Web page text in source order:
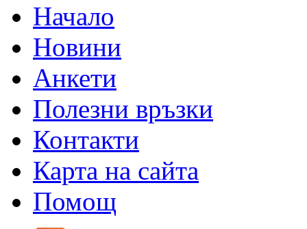
Начало
Новини
Анкети
Полезни връзки
Контакти
Карта на сайта
Помощ